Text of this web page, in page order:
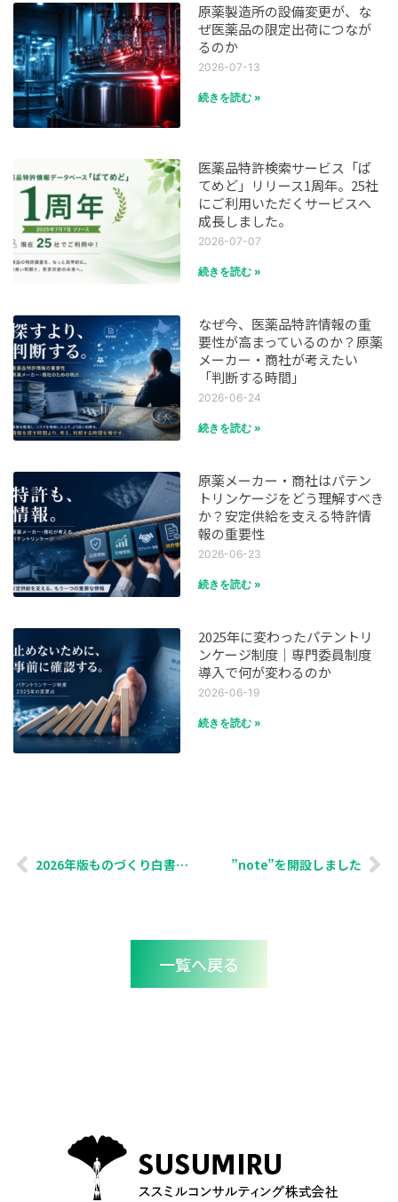
原薬製造所の設備変更が、な
ぜ医薬品の限定出荷につなが
るのか
2026-07-13
続きを読む »
医薬品特許検索サービス「ぱ
てめど」リリース1周年。25社
にご利用いただくサービスへ
成長しました。
2026-07-07
続きを読む »
なぜ今、医薬品特許情報の重
要性が高まっているのか？原薬
メーカー・商社が考えたい
「判断する時間」
2026-06-24
続きを読む »
原薬メーカー・商社はパテン
トリンケージをどう理解すべき
か？安定供給を支える特許情
報の重要性
2026-06-23
続きを読む »
2025年に変わったパテントリ
ンケージ制度｜専門委員制度
導入で何が変わるのか
2026-06-19
続きを読む »
2026年版ものづくり白書が示した企業間格差 ”note”を開設しました
一覧へ戻る